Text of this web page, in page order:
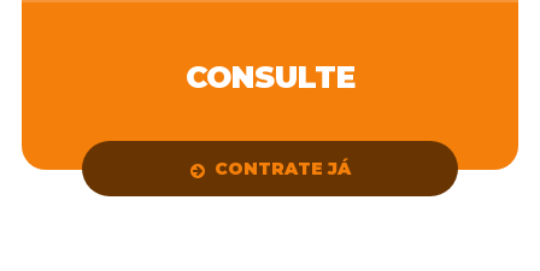
CONSULTE
CONTRATE JÁ